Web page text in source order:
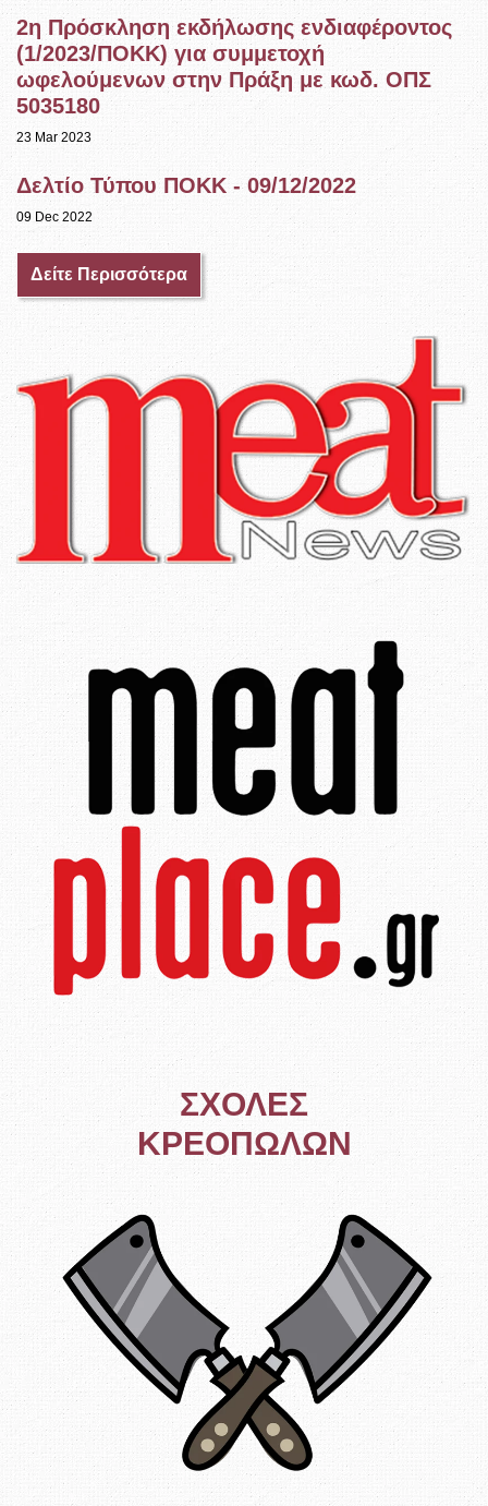
2η Πρόσκληση εκδήλωσης ενδιαφέροντος
(1/2023/ΠΟΚΚ) για συμμετοχή
ωφελούμενων στην Πράξη με κωδ. ΟΠΣ
5035180
23 Mar 2023
Δελτίο Τύπου ΠΟΚΚ - 09/12/2022
09 Dec 2022
Δείτε Περισσότερα
ΣΧΟΛΕΣ
ΚΡΕΟΠΩΛΩΝ